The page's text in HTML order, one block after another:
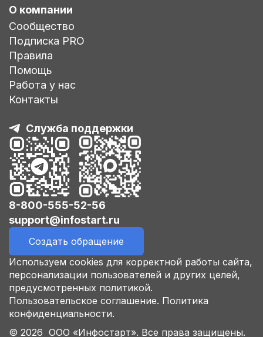
О компании
Сообщество
Подписка PRO
Правила
Помощь
Работа у нас
Контакты
Служба поддержки
8-800-555-52-56
support@infostart.ru
Создать обращение
Используем cookies для корректной работы сайта,
персонализации пользователей и других целей,
предусмотренных политикой.
Пользовательское соглашение. Политика
конфиденциальности.
© 2026 ООО «Инфостарт». Все права защищены.